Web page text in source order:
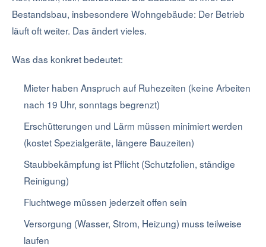
Bestandsbau, insbesondere Wohngebäude: Der Betrieb
läuft oft weiter. Das ändert vieles.
Was das konkret bedeutet:
Mieter haben Anspruch auf Ruhezeiten (keine Arbeiten
nach 19 Uhr, sonntags begrenzt)
Erschütterungen und Lärm müssen minimiert werden
(kostet Spezialgeräte, längere Bauzeiten)
Staubbekämpfung ist Pflicht (Schutzfolien, ständige
Reinigung)
Fluchtwege müssen jederzeit offen sein
Versorgung (Wasser, Strom, Heizung) muss teilweise
laufen